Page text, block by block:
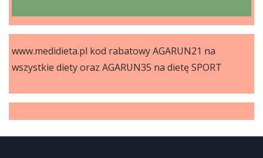
www.medidieta.pl kod rabatowy AGARUN21 na
wszystkie diety oraz AGARUN35 na dietę SPORT